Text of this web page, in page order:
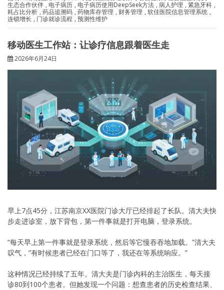
生态合作伙伴 , 电子病历 , 电子病历使用DeepSeek方法 , 病人护理 , 紧急牙科 ,
耗占比分析 , 药品追溯码 , 药物库存管理 , 财务管理 , 软佳医院信息管理系统 ,
连锁增长 , 门诊就诊流程 , 预测性维护
移动医生工作站：让诊疗信息跟着医生走
2026年6月24日
早上7点45分，江苏南京XX医院门诊大厅已经排起了长队。清大夫快
步走进诊室，放下背包，第一件事就是打开电脑，登录系统。
“每天早上第一件事就是登录系统，然后等它慢吞吞地加载。”清大夫
叹气，”有时候患者已经在门口等了，我还在等系统响应。”
这种情况已经持续了五年。清大夫是门诊内科的主治医生，每天接
诊80到100个患者。但她发现一个问题：想查患者的历史检查结果、